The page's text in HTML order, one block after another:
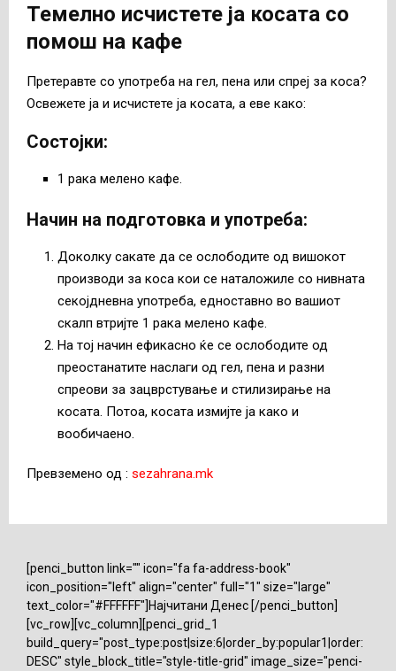
Темелно исчистете ја косата со
помош на кафе
Претеравте со употреба на гел, пена или спреј за коса?
Освежете ја и исчистете ја косата, а еве како:
Состојки:
1 рака мелено кафе.
Начин на подготовка и употреба:
Доколку сакате да се ослободите од вишокот
производи за коса кои се наталожиле со нивната
секојдневна употреба, едноставно во вашиот
скалп втријте 1 рака мелено кафе.
На тој начин ефикасно ќе се ослободите од
преостанатите наслаги од гел, пена и разни
спреови за зацврстување и стилизирање на
косата. Потоа, косата измијте ја како и
вообичаено.
Превземено од : sezahrana.mk
[penci_button link="" icon="fa fa-address-book"
icon_position="left" align="center" full="1" size="large"
text_color="#FFFFFF"]Најчитани Денес [/penci_button]
[vc_row][vc_column][penci_grid_1
build_query="post_type:post|size:6|order_by:popular1|order:
DESC" style_block_title="style-title-grid" image_size="penci-